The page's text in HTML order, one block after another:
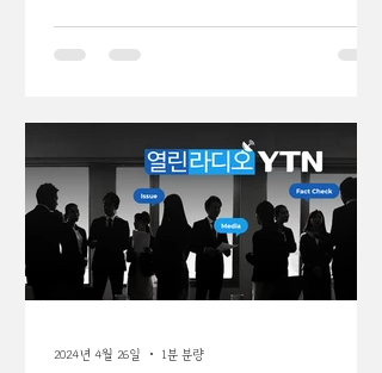
2024년 4월 26일 1분 분량